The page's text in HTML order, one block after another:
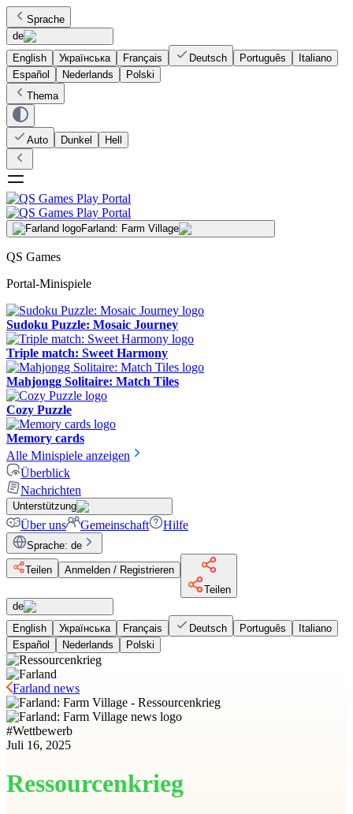
Sprache
de
English
Українська Français Deutsch Português
Italiano
Español
Nederlands
Polski
Thema
Auto Dunkel Hell
Farland: Farm Village
QS Games
Portal-Minispiele
Sudoku Puzzle: Mosaic Journey
Triple match: Sweet Harmony
Mahjongg Solitaire: Match Tiles
Cozy Puzzle
Memory cards
Alle Minispiele anzeigen
Überblick
Nachrichten
Unterstützung
Über uns Gemeinschaft Hilfe
Sprache: de
Teilen
Anmelden / Registrieren
Teilen
de
English
Українська Français Deutsch Português
Italiano
Español
Nederlands Polski
Farland news
#Wettbewerb
Juli 16, 2025
Ressourcenkrieg